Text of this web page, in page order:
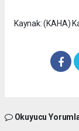
Kaynak: (KAHA)
Okuyucu